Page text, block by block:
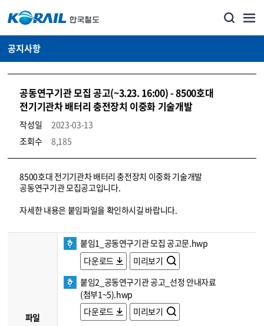
공지사항
공동연구기관 모집 공고(~3.23. 16:00) - 8500호대
전기기관차 배터리 충전장치 이중화 기술개발
작성일
2023-03-13
조회수
8,185
뉴스·홍보_공지사항 상세보기 – 내용, 파일, 담당자 연락처로 구성
8500호대 전기기관차 배터리 충전장치 이중화 기술개발
공동연구기관 모집공고입니다.
자세한 내용은 붙임파일을 확인하시길 바랍니다.
파일
붙임1_공동연구기관 모집 공고문.hwp
다운로드
미리보기
붙임2_공동연구기관 공고_선정 안내자료
(첨부1~5).hwp
다운로드
미리보기